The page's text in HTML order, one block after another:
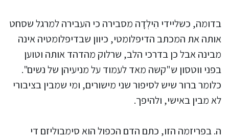
בדומה, כשליידי הִילְדָה מסבירה כי העבירה למרגל שסחט
אותה את המכתב הדיפלומטי, כיוון שבדיפלומטיה אינה
מבינה אבל כן בדרכי הלב, שרלוק מהדהד אותה וטוען
בפני ווטסון ש"קשה מאד לעמוד על מניעיהן של נשים".
כלומר ברור שיש לסיפור שני מישורים, ומי שמבין בציבורי
לא מבין באישי, ולהיפך.
ה. בפריזמה הזו, כתם הדם הכפול הוא סימבוליזם די